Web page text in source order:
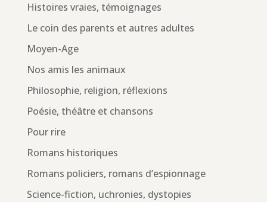
Histoires vraies, témoignages
Le coin des parents et autres adultes
Moyen-Age
Nos amis les animaux
Philosophie, religion, réflexions
Poésie, théâtre et chansons
Pour rire
Romans historiques
Romans policiers, romans d’espionnage
Science-fiction, uchronies, dystopies